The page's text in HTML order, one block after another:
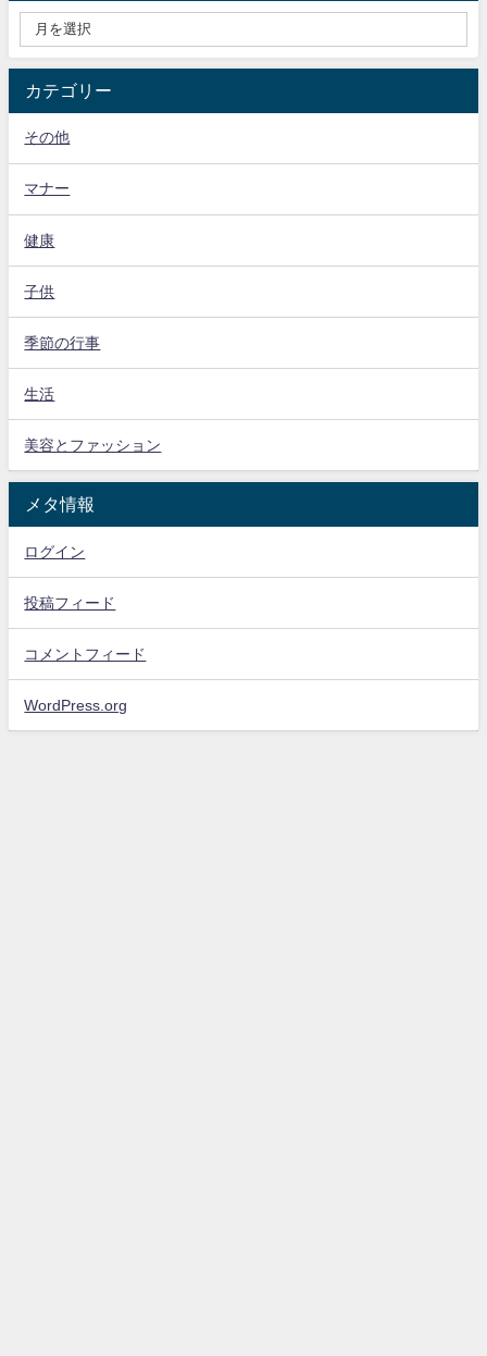
カテゴリー
その他
マナー
健康
子供
季節の行事
生活
美容とファッション
メタ情報
ログイン
投稿フィード
コメントフィード
WordPress.org